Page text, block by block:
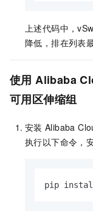
上述代码中，
降低，排在列表
使用 Alibaba
可用区伸缩组
安装 Alibaba
执行以下命令，
pip install